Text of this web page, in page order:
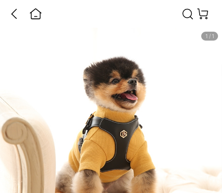
1 / 1